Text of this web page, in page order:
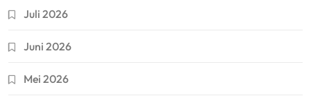
Juli 2026
Juni 2026
Mei 2026